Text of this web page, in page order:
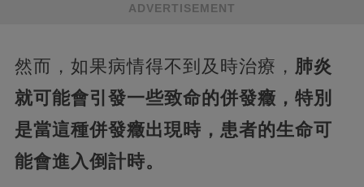
ADVERTISEMENT
然而，如果病情得不到及時治療， 肺炎
就可能會引發一些致命的併發癥，特別
是當這種併發癥出現時，患者的生命可
能會進入倒計時。